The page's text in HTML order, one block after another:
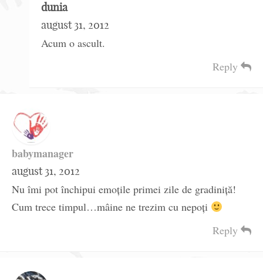
dunia
august 31, 2012
Acum o ascult.
Reply
babymanager
august 31, 2012
Nu îmi pot închipui emoţile primei zile de gradiniţă!
Cum trece timpul…mâine ne trezim cu nepoţi
Reply